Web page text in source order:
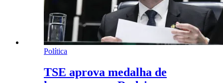
Política
TSE aprova medalha de